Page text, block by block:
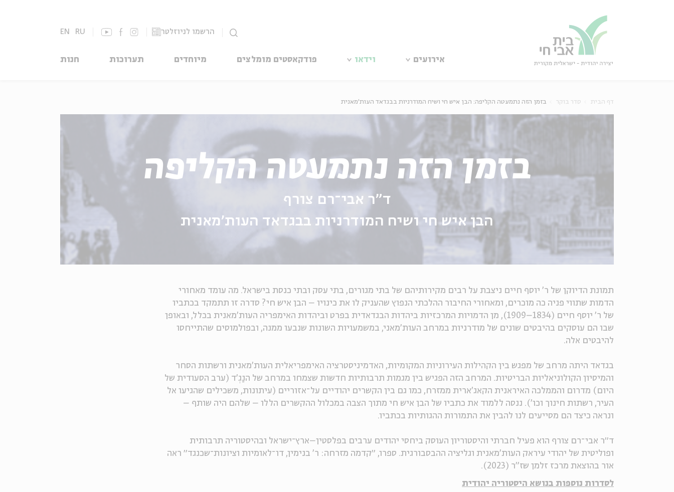
הרשמו לניוזלטר EN RU
אירועים וידאו פודקאסטים מומלצים מיוחדים תערוכות חנות
דף הבית סדר בוקר בזמן הזה נתמעטה הקליפה: הבן איש חי ושיח המודרניות בבגדאד העות'מאנית
בזמן הזה נתמעטה הקליפה
ד״ר אבי־רם צורף
הבן איש חי ושיח המודרניות בבגדאד העות'מאנית
תמונת הדיוקן של ר' יוסף חיים ניצבת על רבים מקירותיהם של בתי מגורים, בתי עסק ובתי כנסת בישראל. מה עומד מאחורי
הדמות שתווי פניה כה מוכרים, ומאחורי החיבור ההלכתי הנפוץ שהעניק לו את כינויו – הבן איש חי? סדרה זו תתמקד בכתביו
של ר' יוסף חיים (1834–1909), מן הדמויות המרכזיות ביהדות הבגדאדית בפרט וביהדות האימפריה העות'מאנית בכלל, ובאופן
שבו הם עוסקים בהיבטים שונים של מודרניות במרחב העות'מאני, במשמעויות השונות שנבעו ממנה, ובפולמוסים שהתייחסו
להיבטים אלה.
בגדאד היתה מרחב של מפגש בין הקהילות העירוניות המקומיות, האדמיניסטרציה האימפריאלית העות'מאנית ורשתות הסחר
והמיסיון הקולוניאליות הבריטיות. המרחב הזה הפגיש בין מגמות תרבותיות חדשות שצמחו במרחב של הנַגְ'ד (ערב הסעודית של
היום) מדרום והממלכה האיראנית הקאג'ארית ממזרח, כמו גם בין הקשרים יהודיים על־אזוריים (עיתונות, משכילים שהגיעו אל
העיר, רשתות חינוך וכו'). ננסה ללמוד את כתביו של הבן איש חי מתוך הצבה במכלול ההקשרים הללו – שלהם היה שותף –
ונראה כיצד הם מסייעים לנו להבין את התמורות ההגותיות בכתביו.
ד״ר אבי־רם צורף הוא פעיל חברתי והיסטוריון העוסק ביחסי יהודים ערבים בפלסטין–ארץ־ישראל ובהיסטוריה תרבותית
ופוליטית של יהודי עיראק העות'מאנית וגליציה ההבסבורגית. ספרו, ״קדמה מזרחה: ר' בנימין, דו־לאומיות וציונות־שכנגד״ ראה
אור בהוצאת מרכז זלמן שז"ר (2023).
לסדרות נוספות בנושא היסטוריה יהודית